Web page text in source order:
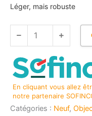
Léger, mais robuste
Z
400
mm
f/4.5
VR
En cliquant vous allez
notre partenaire
Catégories : Neuf,